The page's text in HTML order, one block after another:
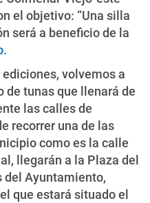
el objetivo: “Una silla
será a beneficio de la
ediciones, volvemos a
de tunas que llenará de
las calles de
recorrer una de las
como es la calle
llegarán a la Plaza del
del Ayuntamiento,
que estará situado el